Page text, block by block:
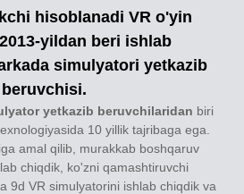
hisoblanadi VR o'yin
2013-yildan beri ishlab
simulyatori yetkazib
beruvchisi.
yetkazib beruvchilaridan biri
10 yillik tajribaga ega.
amal qilib, murakkab boshqaruv
chiqdik, ko'zni qamashtiruvchi
9d VR simulyatorini ishlab chiqdik va